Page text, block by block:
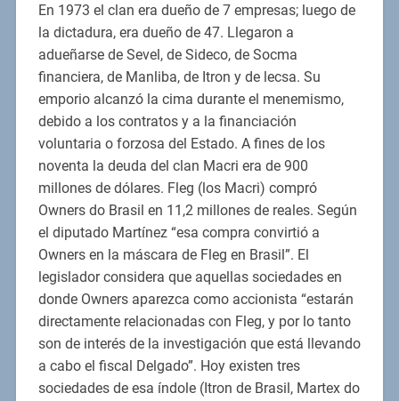
En 1973 el clan era dueño de 7 empresas; luego de
la dictadura, era dueño de 47. Llegaron a
adueñarse de Sevel, de Sideco, de Socma
financiera, de Manliba, de Itron y de lecsa. Su
emporio alcanzó la cima durante el menemismo,
debido a los contratos y a la financiación
voluntaria o forzosa del Estado. A fines de los
noventa la deuda del clan Macri era de 900
millones de dólares. Fleg (los Macri) compró
Owners do Brasil en 11,2 millones de reales. Según
el diputado Martínez “esa compra convirtió a
Owners en la máscara de Fleg en Brasil”. El
legislador considera que aquellas sociedades en
donde Owners aparezca como accionista “estarán
directamente relacionadas con Fleg, y por lo tanto
son de interés de la investigación que está llevando
a cabo el fiscal Delgado”. Hoy existen tres
sociedades de esa índole (Itron de Brasil, Martex do